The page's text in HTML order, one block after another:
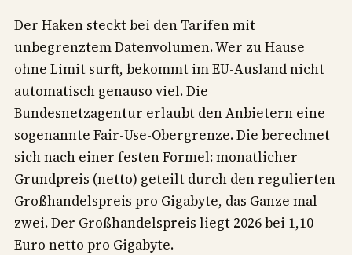
Der Haken steckt bei den Tarifen mit
unbegrenztem Datenvolumen. Wer zu Hause
ohne Limit surft, bekommt im EU-Ausland nicht
automatisch genauso viel. Die
Bundesnetzagentur erlaubt den Anbietern eine
sogenannte Fair-Use-Obergrenze. Die berechnet
sich nach einer festen Formel: monatlicher
Grundpreis (netto) geteilt durch den regulierten
Großhandelspreis pro Gigabyte, das Ganze mal
zwei. Der Großhandelspreis liegt 2026 bei 1,10
Euro netto pro Gigabyte.